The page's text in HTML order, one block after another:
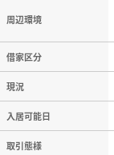
周辺環境
借家区分
現況
入居可能日
取引態様